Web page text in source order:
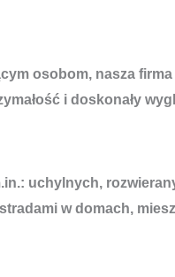
osobom, nasza firma
i doskonały
uchylnych,
w domach,